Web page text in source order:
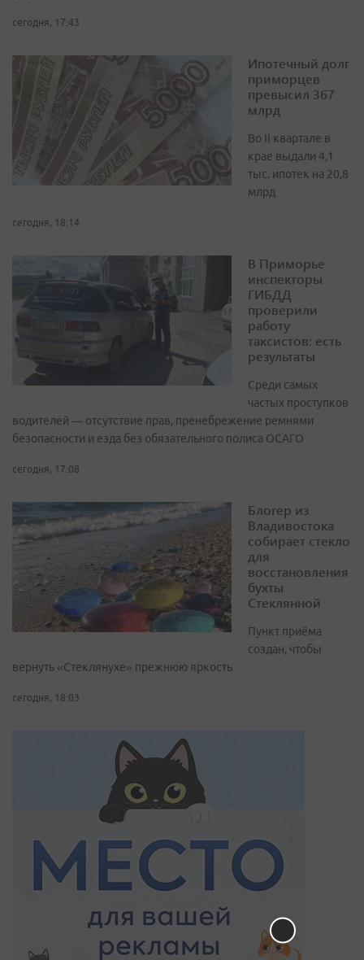
сегодня, 17:43
Ипотечный долг
приморцев
превысил 367
млрд
Во II квартале в
крае выдали 4,1
тыс. ипотек на 20,8
млрд
сегодня, 18:14
В Приморье
инспекторы
ГИБДД
проверили
работу
таксистов: есть
результаты
Среди самых
частых проступков
водителей — отсутствие прав, пренебрежение ремнями
безопасности и езда без обязательного полиса ОСАГО
сегодня, 17:08
Блогер из
Владивостока
собирает стекло
для
восстановления
бухты
Стеклянной
Пункт приёма
создан, чтобы
вернуть «Стеклянухе» прежнюю яркость
сегодня, 18:03